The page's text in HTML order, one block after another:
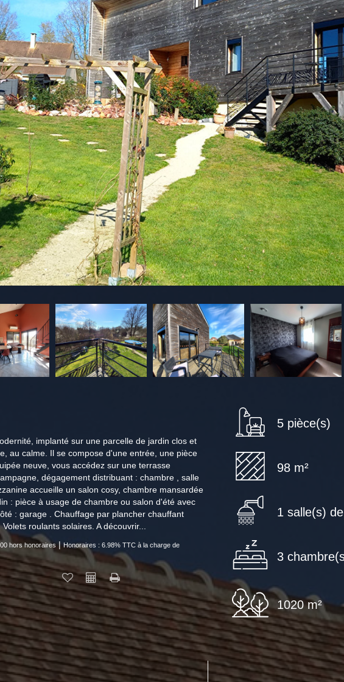
implanté sur une parcelle de jardin clos et
au calme. Il se compose d'une entrée, une pièce
neuve, vous accédez sur une terrasse
dégagement distribuant : chambre , salle
accueille un salon cosy, chambre mansardée
: pièce à usage de chambre ou salon d'été avec
: garage . Chauffage par plancher chauffant
roulants solaires. A découvrir...
hors honoraires|Honoraires : 6.98% TTC à la charge de
5 pièce(s)
98 m²
1 salle(s)
3
1020 m²